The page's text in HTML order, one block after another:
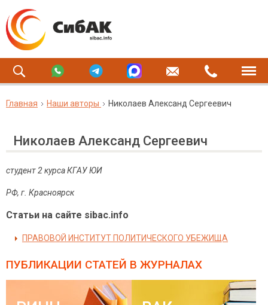
Главная Наши авторы Николаев Александ Сергеевич
Николаев Александ Сергеевич
студент 2 курса КГАУ ЮИ
РФ, г. Красноярск
Статьи на сайте sibac.info
ПРАВОВОЙ ИНСТИТУТ ПОЛИТИЧЕСКОГО УБЕЖИЩА
ПУБЛИКАЦИИ СТАТЕЙ В ЖУРНАЛАХ